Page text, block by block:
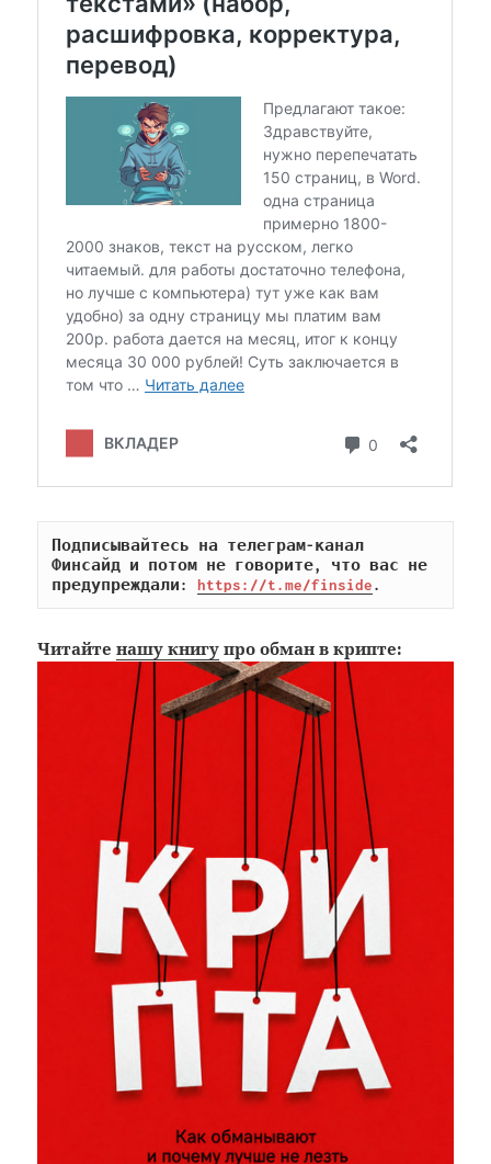
Подписывайтесь на телеграм-канал
Финсайд и потом не говорите, что вас не
предупреждали: https://t.me/finside.
Читайтенашу книгу про обман в крипте: